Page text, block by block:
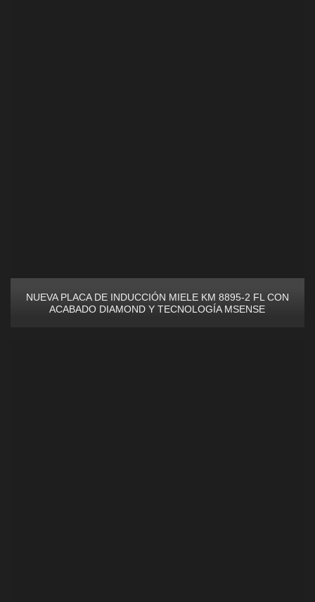
NUEVA PLACA DE INDUCCIÓN MIELE KM 8895-2 FL CON
ACABADO DIAMOND Y TECNOLOGÍA MSENSE